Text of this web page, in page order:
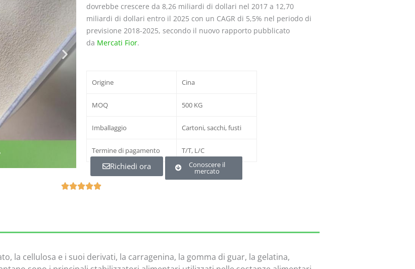
dovrebbe crescere da 8,26 miliardi di dollari nel 2017 a 12,70
miliardi di dollari entro il 2025 con un CAGR di 5,5% nel periodo di
previsione 2018-2025, secondo il nuovo rapporto pubblicato
da Mercati Fior.
Origine Cina
MOQ 500 KG
Imballaggio Cartoni, sacchi, fusti
Termine di pagamento T/T, L/C
Richiedi ora Conoscere il
mercato
N
5
u
la cellulosa e i suoi derivati, la carragenina, la gomma di guar, la gelatina,